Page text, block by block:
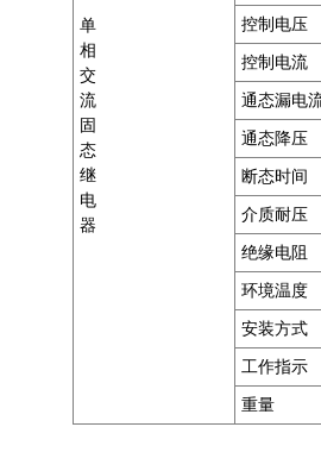
单
相
交
流
固
态
继
电
器
控制电压
控制电流
通态漏电
通态降压
断态时间
介质耐压
绝缘电阻
环境温度
安装方式
工作指示
重量